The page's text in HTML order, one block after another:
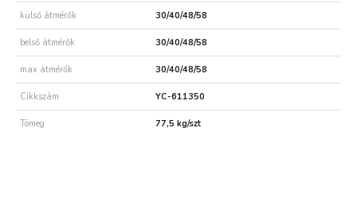
külső átmérők 30/40/48/58
belső átmérők 30/40/48/58
max átmérők 30/40/48/58
Cikkszám YC-611350
Tömeg 77,5 kg/szt